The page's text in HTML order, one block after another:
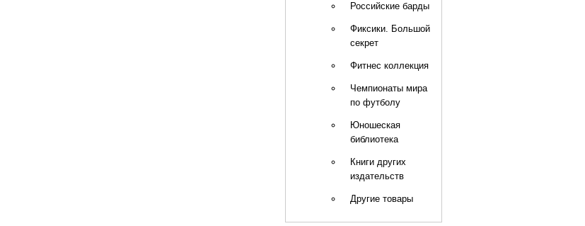
Российские барды
Фиксики. Большой
секрет
Фитнес коллекция
Чемпионаты мира
по футболу
Юношеская
библиотека
Книги других
издательств
Другие товары